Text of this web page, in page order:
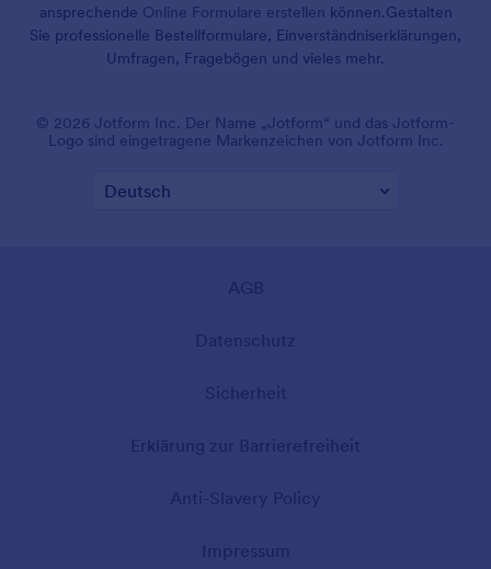
ansprechende Online Formulare erstellen können.Gestalten
Sie professionelle Bestellformulare, Einverständniserklärungen,
Umfragen, Fragebögen und vieles mehr.
© 2026 Jotform Inc. Der Name „Jotform“ und das Jotform-
Logo sind eingetragene Markenzeichen von Jotform Inc.
AGB
Datenschutz
Sicherheit
Erklärung zur Barrierefreiheit
Anti-Slavery Policy
Impressum